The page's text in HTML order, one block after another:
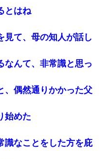
とはね
見て、母の知人が話し
なんて、非常識と思っ
、偶然通りかかった父
始めた
識なことをした方を庇